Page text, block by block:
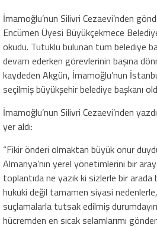
İmamoğlu’nun Silivri Cezaevi’nden
Encümen Üyesi Büyükçekmece
okudu. Tutuklu bulunan tüm belediye
devam ederken görevlerinin başına
kaydeden Akgün, İmamoğlu’nun
seçilmiş büyükşehir belediye başkanı
İmamoğlu’nun Silivri Cezaevi’nden
yer aldı:
“Fikir önderi olmaktan büyük onur
Almanya’nın yerel yönetimlerini bir
toplantıda ne yazık ki sizlerle bir arada
hukuki değil tamamen siyasi
suçlamalarla tutsak edilmiş
hücremden en sıcak selamlarımı